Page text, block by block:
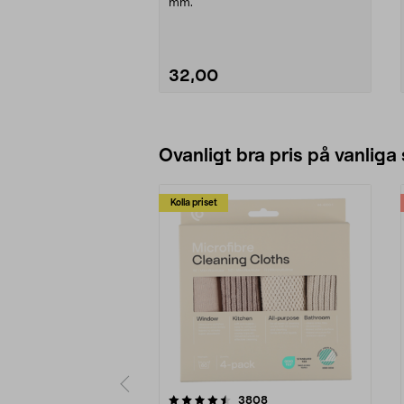
mm.
32,00
Ovanligt bra pris på vanliga
Kolla priset
3808recensioner
4.0av 5 stjärnor